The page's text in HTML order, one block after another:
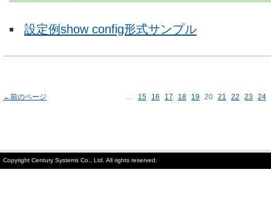
設定例show config形式サンプル
←前のページ … 15 16 17 18 19 20 21 22 23 24
Copyright Century Systems Co., Ltd. All rights reserved.